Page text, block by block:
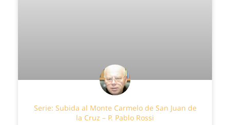
Serie: Subida al Monte Carmelo de San Juan de
la Cruz – P. Pablo Rossi